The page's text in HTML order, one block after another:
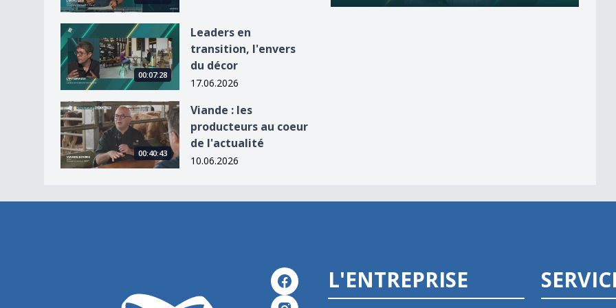
Leaders en transition, l&#039;envers du décor
00:07:28
Leaders en
transition, l'envers
du décor
17.06.2026
Viande : les producteurs au coeur de l&#039;actualité
00:40:43
Viande : les
producteurs au coeur
de l'actualité
10.06.2026
L'ENTREPRISE